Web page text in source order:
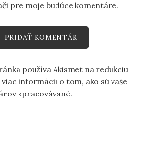
pre moje budúce komentáre.
používa Akismet na redukciu
informácií o tom, ako sú vaše
spracovávané.